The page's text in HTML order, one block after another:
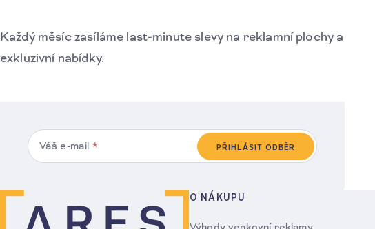
Každý měsíc zasíláme last-minute slevy na reklamní plochy a
exkluzivní nabídky.
Váš e-mail * PŘIHLÁSIT ODBĚR
O NÁKUPU